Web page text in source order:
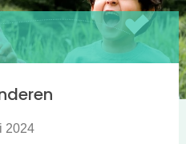
2024